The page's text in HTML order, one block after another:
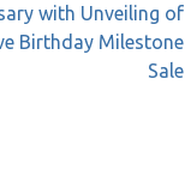
with Unveiling of
Birthday Milestone
Sale